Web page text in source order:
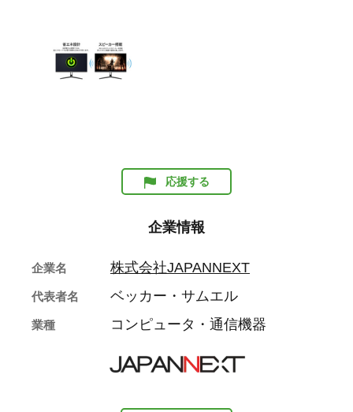
応援する
企業情報
企業名 株式会社JAPANNEXT
代表者名 ベッカー・サムエル
業種 コンピュータ・通信機器